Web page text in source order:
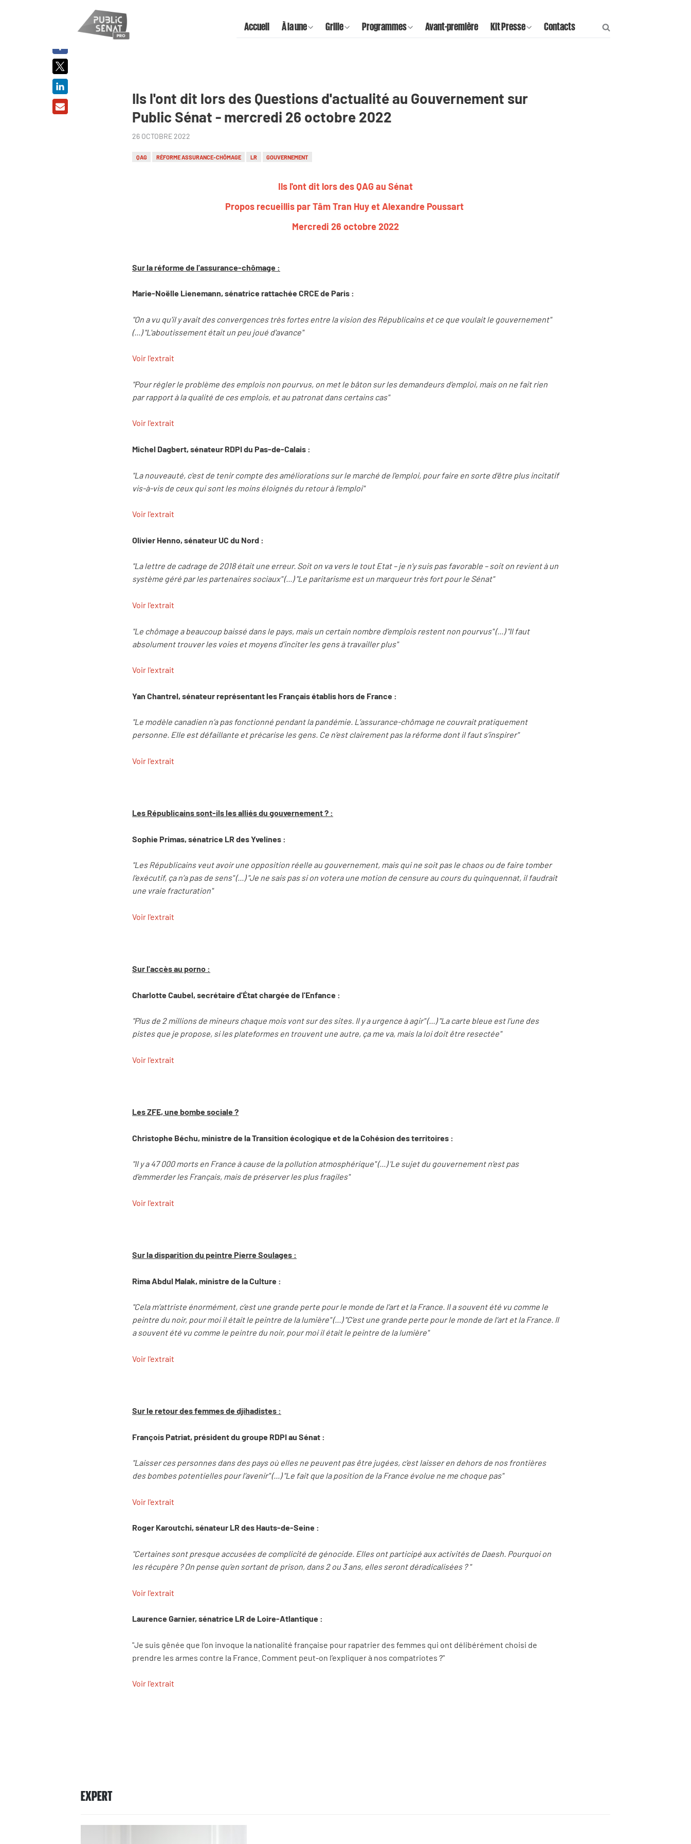
Accueil À la une Grille Programmes Avant-première Kit Presse Contacts
Ils l'ont dit lors des Questions d'actualité au Gouvernement sur
Public Sénat - mercredi 26 octobre 2022
26 OCTOBRE 2022
QAG RÉFORME ASSURANCE-CHÔMAGE LR GOUVERNEMENT
Ils l'ont dit lors des QAG au Sénat
Propos recueillis par Tâm Tran Huy et Alexandre Poussart
Mercredi 26 octobre 2022
Sur la réforme de l'assurance-chômage :
Marie-Noëlle Lienemann, sénatrice rattachée CRCE de Paris :
"On a vu qu'il y avait des convergences très fortes entre la vision des Républicains et ce que voulait le gouvernement"
(...) "L'aboutissement était un peu joué d'avance"
Voir l'extrait
"Pour régler le problème des emplois non pourvus, on met le bâton sur les demandeurs d’emploi, mais on ne fait rien
par rapport à la qualité de ces emplois, et au patronat dans certains cas"
Voir l'extrait
Michel Dagbert, sénateur RDPI du Pas-de-Calais :
"La nouveauté, c'est de tenir compte des améliorations sur le marché de l'emploi, pour faire en sorte d'être plus incitatif
vis-à-vis de ceux qui sont les moins éloignés du retour à l'emploi"
Voir l'extrait
Olivier Henno, sénateur UC du Nord :
"La lettre de cadrage de 2018 était une erreur. Soit on va vers le tout Etat – je n’y suis pas favorable – soit on revient à un
système géré par les partenaires sociaux" (...) "Le paritarisme est un marqueur très fort pour le Sénat"
Voir l'extrait
"Le chômage a beaucoup baissé dans le pays, mais un certain nombre d’emplois restent non pourvus" (...) "Il faut
absolument trouver les voies et moyens d’inciter les gens à travailler plus"
Voir l'extrait
Yan Chantrel, sénateur représentant les Français établis hors de France :
"Le modèle canadien n’a pas fonctionné pendant la pandémie. L’assurance-chômage ne couvrait pratiquement
personne. Elle est défaillante et précarise les gens. Ce n’est clairement pas la réforme dont il faut s’inspirer"
Voir l'extrait
Les Républicains sont-ils les alliés du gouvernement ? :
Sophie Primas, sénatrice LR des Yvelines :
"Les Républicains veut avoir une opposition réelle au gouvernement, mais qui ne soit pas le chaos ou de faire tomber
l’exécutif, ça n’a pas de sens" (...) "Je ne sais pas si on votera une motion de censure au cours du quinquennat, il faudrait
une vraie fracturation"
Voir l'extrait
Sur l'accès au porno :
Charlotte Caubel, secrétaire d'État chargée de l'Enfance :
"Plus de 2 millions de mineurs chaque mois vont sur des sites. Il y a urgence à agir" (...) "La carte bleue est l’une des
pistes que je propose, si les plateformes en trouvent une autre, ça me va, mais la loi doit être resectée"
Voir l'extrait
Les ZFE, une bombe sociale ?
Christophe Béchu, ministre de la Transition écologique et de la Cohésion des territoires :
"Il y a 47 000 morts en France à cause de la pollution atmosphérique" (...) 'Le sujet du gouvernement n’est pas
d’emmerder les Français, mais de préserver les plus fragiles"
Voir l'extrait
Sur la disparition du peintre Pierre Soulages :
Rima Abdul Malak, ministre de la Culture :
"Cela m’attriste énormément, c’est une grande perte pour le monde de l’art et la France. Il a souvent été vu comme le
peintre du noir, pour moi il était le peintre de la lumière" (...) "C’est une grande perte pour le monde de l’art et la France. Il
a souvent été vu comme le peintre du noir, pour moi il était le peintre de la lumière"
Voir l'extrait
Sur le retour des femmes de djihadistes :
François Patriat, président du groupe RDPI au Sénat :
"Laisser ces personnes dans des pays où elles ne peuvent pas être jugées, c’est laisser en dehors de nos frontières
des bombes potentielles pour l’avenir" (...) "Le fait que la position de la France évolue ne me choque pas"
Voir l'extrait
Roger Karoutchi, sénateur LR des Hauts-de-Seine :
"Certaines sont presque accusées de complicité de génocide. Elles ont participé aux activités de Daesh. Pourquoi on
les récupère ? On pense qu’en sortant de prison, dans 2 ou 3 ans, elles seront déradicalisées ? "
Voir l'extrait
Laurence Garnier, sénatrice LR de Loire-Atlantique :
"Je suis gênée que l’on invoque la nationalité française pour rapatrier des femmes qui ont délibérément choisi de
prendre les armes contre la France. Comment peut-on l’expliquer à nos compatriotes ?"
Voir l'extrait
EXPERT